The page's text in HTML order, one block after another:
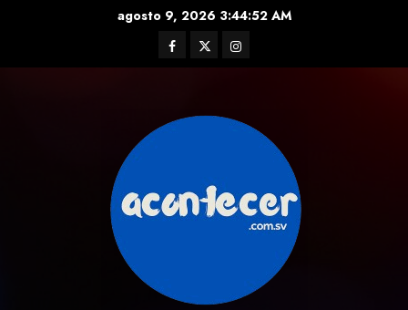
agosto 9, 2026 3:44:52 AM
Facebook
TwitterInstagram